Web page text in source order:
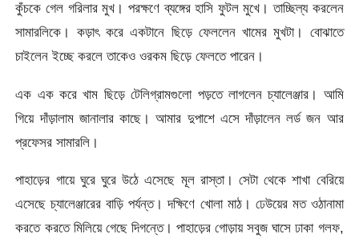
কুঁচকে গেল গরিলার মুখ। পরক্ষণে ব্যঙ্গের হাসি ফুটল মুখে। তাচ্ছিল্য করলেন
সামারলিকে। কড়াৎ করে একটানে ছিড়ে ফেললেন খামের মুখটা। বোঝাতে
চাইলেন ইচ্ছে করলে তাকেও ওরকম ছিড়ে ফেলতে পারেন।
এক এক করে খাম ছিড়ে টেলিগ্রামগুলো পড়তে লাগলেন চ্যালেঞ্জার। আমি
গিয়ে দাঁড়ালাম জানালার কাছে। আমার দুপাশে এসে দাঁড়ালেন লর্ড জন আর
প্রফেসর সামারলি।
পাহাড়ের গায়ে ঘুরে ঘুরে উঠে এসেছে মূল রাস্তা। সেটা থেকে শাখা বেরিয়ে
এসেছে চ্যালেঞ্জারের বাড়ি পর্যন্ত। দক্ষিণে খোলা মাঠ। ঢেউয়ের মত ওঠানামা
করতে করতে মিলিয়ে গেছে দিগন্তে। পাহাড়ের গোড়ায় সবুজ ঘাসে ঢাকা গলফ,